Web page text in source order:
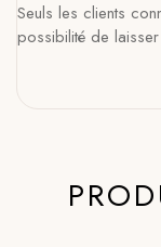
Seuls les clients
possibilité de